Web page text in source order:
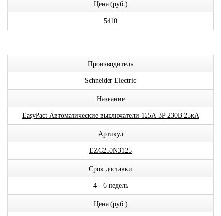
Цена (руб.)
5410
Производитель
Schneider Electric
Название
EasyPact Автоматические выключатели 125А 3P 230В 25кА
Артикул
EZC250N3125
Срок доставки
4 - 6 недель
Цена (руб.)